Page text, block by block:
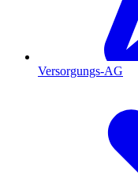
Versorgungs-AG